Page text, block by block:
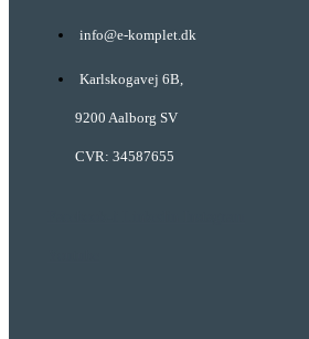
info@e-komplet.dk
Karlskogavej 6B,
9200 Aalborg SV
CVR: 34587655